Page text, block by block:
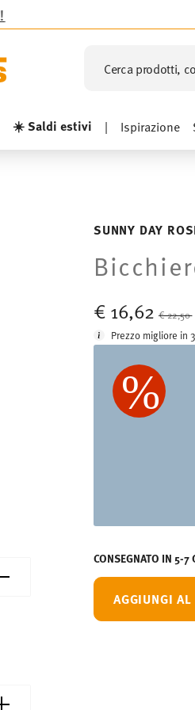
Cerca prodotti,
☀️ Saldi estivi | Ispirazione
SUNNY DAY
€ 16,62€ 22,50
Prezzo migliore in
CONSEGNATO IN 5-7
AGGIUNGI AL